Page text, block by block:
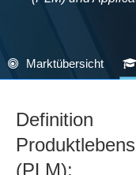
Marktübersicht
Definition
(PLM):